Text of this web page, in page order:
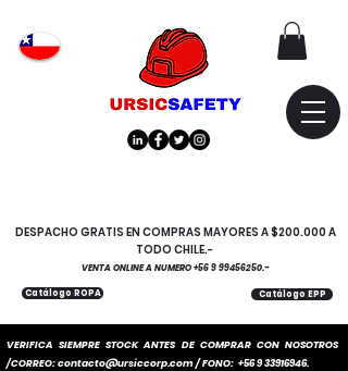
VERIFICA SIEMPRE STOCK ANTES DE COMPRAR CON NOSOTROS
/CORREO:contacto@ursiccorp.com/ FONO: +56 9 33916946.
Catálogo EPP
Catálogo ROPA
DESPACHO GRATIS EN COMPRAS MAYORES A $200.000 A
TODO CHILE.-
VENTA ONLINE A NUMERO+56 9 99456250.-